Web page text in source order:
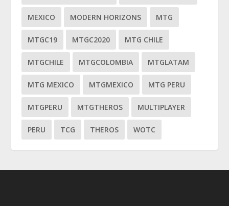
MEXICO MODERN HORIZONS MTG
MTGC19 MTGC2020 MTG CHILE
MTGCHILE MTGCOLOMBIA MTGLATAM
MTG MEXICO MTGMEXICO MTG PERU
MTGPERU MTGTHEROS MULTIPLAYER
PERU TCG THEROS WOTC